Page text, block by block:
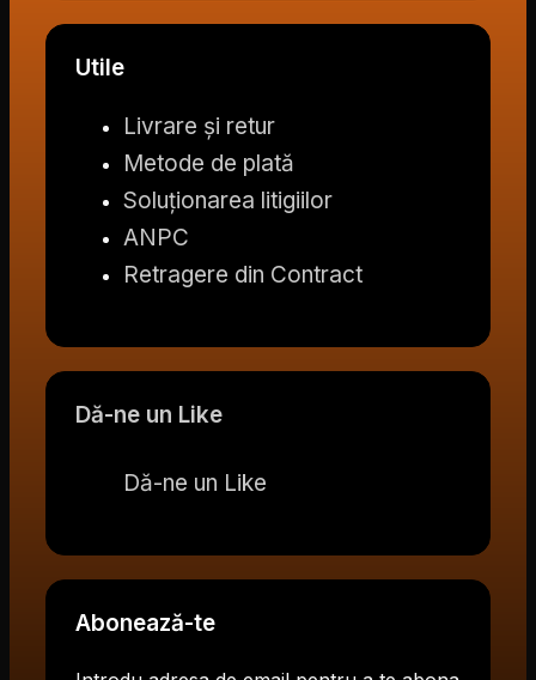
Utile
Livrare și retur
Metode de plată
Soluționarea litigiilor
ANPC
Retragere din Contract
Dă-ne un Like
Dă-ne un Like
Abonează-te